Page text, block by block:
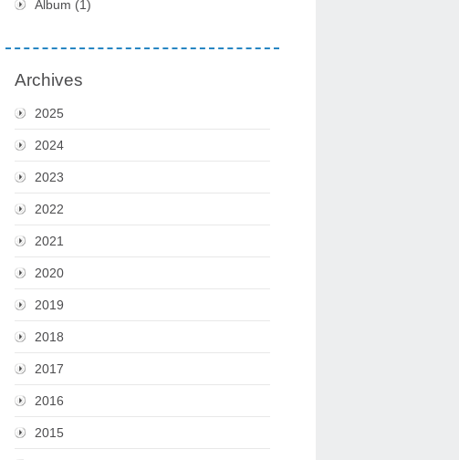
Album (1)
Archives
2025
2024
2023
2022
2021
2020
2019
2018
2017
2016
2015